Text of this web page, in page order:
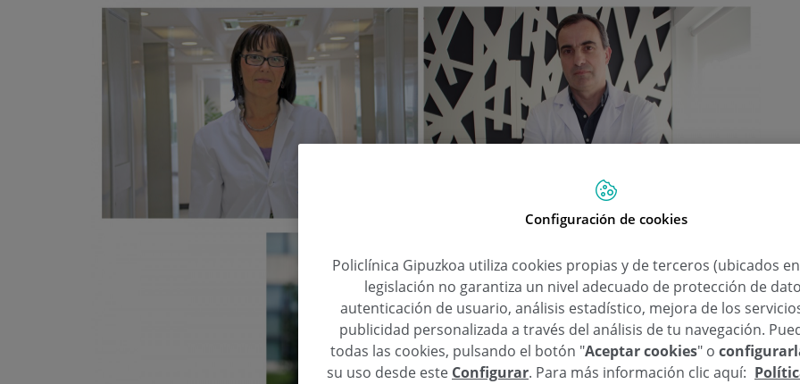
Configuración de cookies
Policlínica Gipuzkoa utiliza cookies propias y de terceros (ubicados
legislación no garantiza un nivel adecuado de protección de
autenticación de usuario, análisis estadístico, mejora de los
publicidad personalizada a través del análisis de tu navegación.
todas las cookies, pulsando el botón "Aceptar cookies" o
su uso desde este Configurar. Para más información clic aquí: